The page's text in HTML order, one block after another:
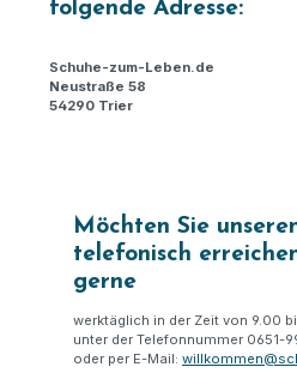
folgende Adresse:
Schuhe-zum-Leben.de
Neustraße 58
54290 Trier
Möchten Sie
telefonisch
gerne
werktäglich in der Zeit von 9.00
unter der Telefonnummer 0651-
oder per E-Mail: